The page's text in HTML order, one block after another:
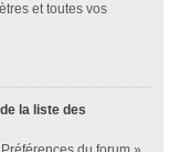
et toutes vos
la liste des